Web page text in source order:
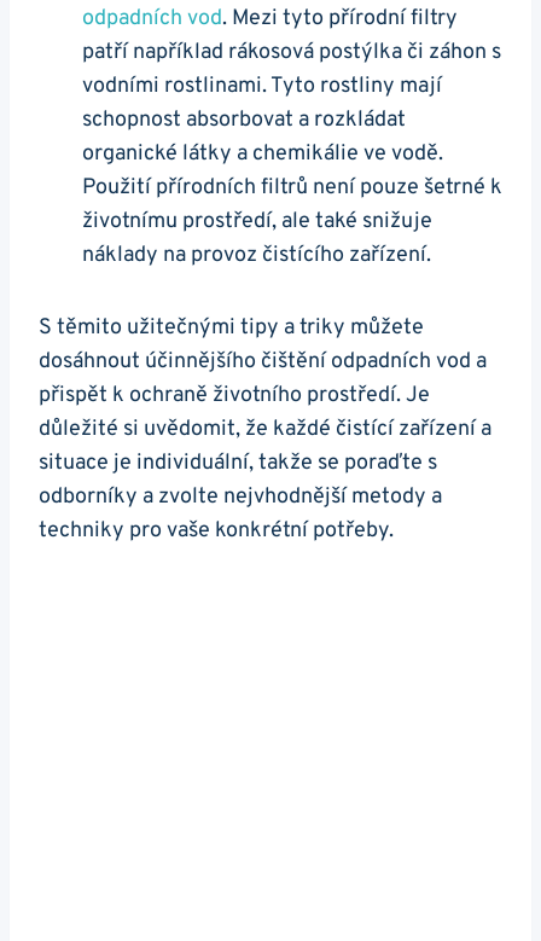
odpadních vod. Mezi tyto přírodní filtry
patří například rákosová postýlka či záhon s
vodními rostlinami. Tyto rostliny mají
schopnost absorbovat a rozkládat
organické látky a chemikálie ve vodě.
Použití přírodních filtrů není pouze šetrné k
životnímu prostředí, ale také snižuje
náklady na provoz čistícího zařízení.
S těmito užitečnými tipy a triky můžete
dosáhnout účinnějšího čištění odpadních vod a
přispět k ochraně životního prostředí. Je
důležité si uvědomit, že každé čistící zařízení a
situace je individuální, takže se poraďte s
odborníky a zvolte nejvhodnější metody a
techniky pro vaše konkrétní potřeby.